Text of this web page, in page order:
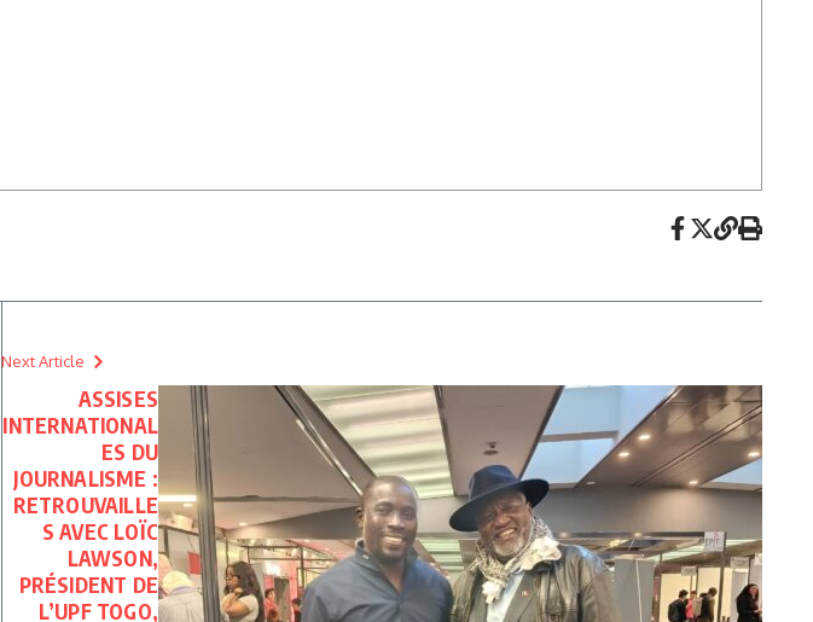
Next Article
ASSISES
INTERNATIONAL
ES DU
JOURNALISME :
RETROUVAILLE
S AVEC LOÏC
LAWSON,
PRÉSIDENT DE
L’UPF TOGO,